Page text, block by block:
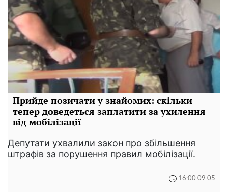
Прийде позичати у знайомих: скільки
тепер доведеться заплатити за ухилення
від мобілізації
Депутати ухвалили закон про збільшення
штрафів за порушення правил мобілізації.
16:00 09.05